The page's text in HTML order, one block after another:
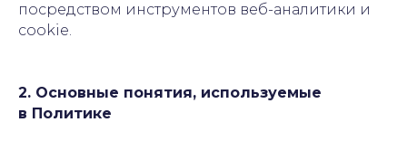
посредством инструментов веб-аналитики и
cookie.
2. Основные понятия, используемые
в Политике